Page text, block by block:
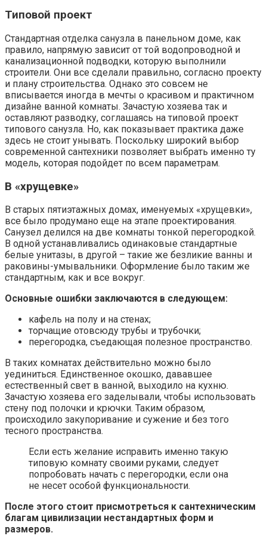
Типовой проект
Стандартная отделка санузла в панельном доме, как
правило, напрямую зависит от той водопроводной и
канализационной подводки, которую выполнили
строители. Они все сделали правильно, согласно проекту
и плану строительства. Однако это совсем не
вписывается иногда в мечты о красивом и практичном
дизайне ванной комнаты. Зачастую хозяева так и
оставляют разводку, соглашаясь на типовой проект
типового санузла. Но, как показывает практика даже
здесь не стоит унывать. Поскольку широкий выбор
современной сантехники позволяет выбрать именно ту
модель, которая подойдет по всем параметрам.
В «хрущевке»
В старых пятиэтажных домах, именуемых «хрущевки»,
все было продумано еще на этапе проектирования.
Санузел делился на две комнаты тонкой перегородкой.
В одной устанавливались одинаковые стандартные
белые унитазы, в другой – такие же безликие ванны и
раковины-умывальники. Оформление было таким же
стандартным, как и все вокруг.
Основные ошибки заключаются в следующем:
кафель на полу и на стенах;
торчащие отовсюду трубы и трубочки;
перегородка, съедающая полезное пространство.
В таких комнатах действительно можно было
уединиться. Единственное окошко, дававшее
естественный свет в ванной, выходило на кухню.
Зачастую хозяева его заделывали, чтобы использовать
стену под полочки и крючки. Таким образом,
происходило закупоривание и сужение и без того
тесного пространства.
Если есть желание исправить именно такую
типовую комнату своими руками, следует
попробовать начать с перегородки, если она
не несет особой функциональности.
После этого стоит присмотреться к сантехническим
благам цивилизации нестандартных форм и
размеров.